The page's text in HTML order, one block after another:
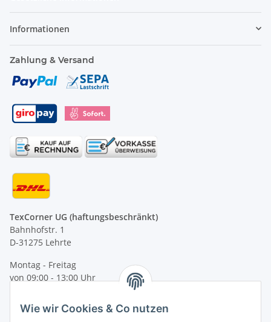
Informationen
Zahlung & Versand
TexCorner UG (haftungsbeschränkt)
Bahnhofstr. 1
D-31275 Lehrte
Montag - Freitag
von 09:00 - 13:00 Uhr
Tel: +49 (0) 5132 8230689
Wie wir Cookies & Co nutzen